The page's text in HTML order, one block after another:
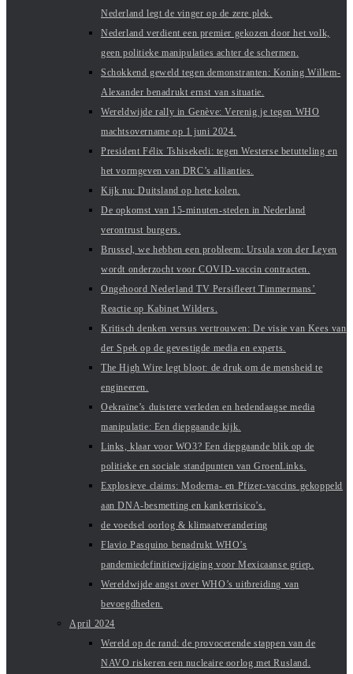
Nederland legt de vinger op de zere plek.
Nederland verdient een premier gekozen door het volk,
geen politieke manipulaties achter de schermen.
Schokkend geweld tegen demonstranten: Koning Willem-
Alexander benadrukt ernst van situatie.
Wereldwijde rally in Genève: Verenig je tegen WHO
machtsovername op 1 juni 2024.
President Félix Tshisekedi: tegen Westerse betutteling en
het vormgeven van DRC’s allianties.
Kijk nu: Duitsland op hete kolen.
De opkomst van 15-minuten-steden in Nederland
verontrust burgers.
Brussel, we hebben een probleem: Ursula von der Leyen
wordt onderzocht voor COVID-vaccin contracten.
Ongehoord Nederland TV Persifleert Timmermans’
Reactie op Kabinet Wilders.
Kritisch denken versus vertrouwen: De visie van Kees van
der Spek op de gevestigde media en experts.
The High Wire legt bloot: de druk om de mensheid te
engineeren.
Oekraïne’s duistere verleden en hedendaagse media
manipulatie: Een diepgaande kijk.
Links, klaar voor WO3? Een diepgaande blik op de
politieke en sociale standpunten van GroenLinks.
Explosieve claims: Moderna- en Pfizer-vaccins gekoppeld
aan DNA-besmetting en kankerrisico’s.
de voedsel oorlog & klimaatverandering
Flavio Pasquino benadrukt WHO’s
pandemiedefinitiewijziging voor Mexicaanse griep.
Wereldwijde angst over WHO’s uitbreiding van
bevoegdheden.
April 2024
Wereld op de rand: de provocerende stappen van de
NAVO riskeren een nucleaire oorlog met Rusland.